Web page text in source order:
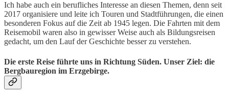
Ich habe auch ein berufliches Interesse an diesen Themen, denn seit
2017 organisiere und leite ich Touren und Stadtführungen, die einen
besonderen Fokus auf die Zeit ab 1945 legen. Die Fahrten mit dem
Reisemobil waren also in gewisser Weise auch als Bildungsreisen
gedacht, um den Lauf der Geschichte besser zu verstehen.
Die erste Reise führte uns in Richtung Süden. Unser Ziel: die
Bergbauregion im Erzgebirge.